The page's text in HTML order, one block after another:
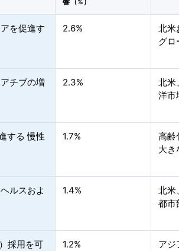
響（%）
を促進す
2.6%
北米
グロ
チブの増
2.3%
北米
洋市
する 慢性
1.7%
高齢
大き
ルスおよ
1.4%
北米
都市
採用を可
1.2%
アジ